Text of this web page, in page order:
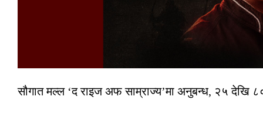
सौगात मल्ल ‘द राइज अफ साम्राज्य’मा अनुबन्ध, २५ देखि